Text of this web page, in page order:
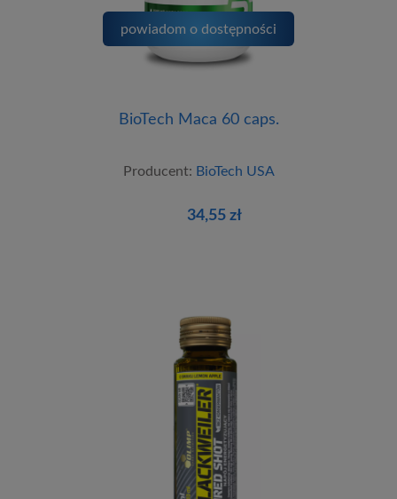
BioTech Maca 60 caps.
Producent: BioTech USA
34,55 zł
powiadom o dostępności